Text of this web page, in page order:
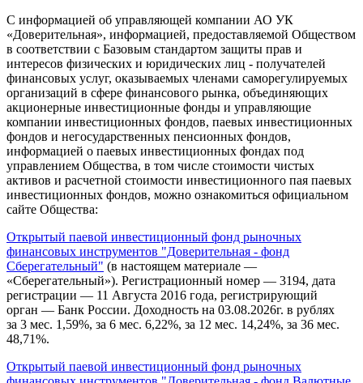
С информацией об управляющей компании АО УК
«Доверительная», информацией, предоставляемой Обществом
в соответствии с Базовым стандартом защиты прав и
интересов физических и юридических лиц - получателей
финансовых услуг, оказываемых членами саморегулируемых
организаций в сфере финансового рынка, объединяющих
акционерные инвестиционные фонды и управляющие
компании инвестиционных фондов, паевых инвестиционных
фондов и негосударственных пенсионных фондов,
информацией о паевых инвестиционных фондах под
управлением Общества, в том числе стоимости чистых
активов и расчетной стоимости инвестиционного пая паевых
инвестиционных фондов, можно ознакомиться официальном
сайте Общества:
Открытый паевой инвестиционный фонд рыночных
финансовых инструментов "Доверительная - фонд
Сберегательный" (в настоящем материале —
«Сберегательный»). Регистрационный номер — 3194, дата
регистрации — 11 Августа 2016 года, регистрирующий
орган — Банк России. Доходность на 03.08.2026г. в рублях
за 3 мес. 1,59%, за 6 мес. 6,22%, за 12 мес. 14,24%, за 36 мес.
48,71%.
Открытый паевой инвестиционный фонд рыночных